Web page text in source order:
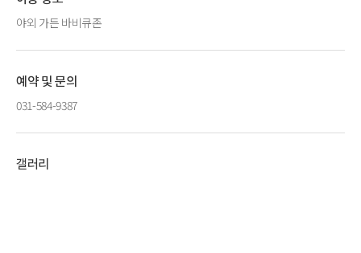
야외 가든 바비큐존
예약 및 문의
031-584-9387
갤러리